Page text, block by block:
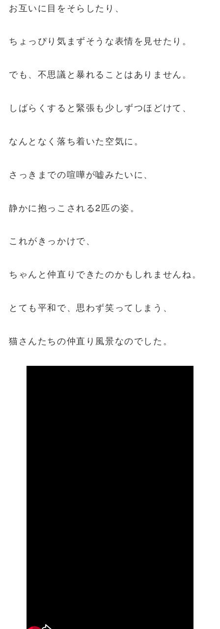
お互いに目をそらしたり、
ちょっぴり気まずそうな表情を見せたり。
でも、不思議と暴れることはありません。
しばらくすると緊張も少しずつほどけて、
なんとなく落ち着いた空気に。
さっきまでの喧嘩が嘘みたいに、
静かに抱っこされる2匹の姿。
これがきっかけで、
ちゃんと仲直りできたのかもしれませんね。
とても平和で、思わず笑ってしまう、
猫さんたちの仲直り風景なのでした。